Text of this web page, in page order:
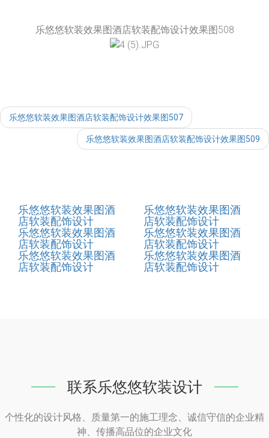
乐悠悠软装效果图酒店软装配饰设计效果图508
乐悠悠软装效果图酒店软装配饰设计效果图507
乐悠悠软装效果图酒店软装配饰设计效果图509
乐悠悠软装效果图酒
店软装配饰设计
乐悠悠软装效果图酒
店软装配饰设计
乐悠悠软装效果图酒
店软装配饰设计
乐悠悠软装效果图酒
店软装配饰设计
乐悠悠软装效果图酒
店软装配饰设计
乐悠悠软装效果图酒
店软装配饰设计
联系乐悠悠软装设计
个性化的设计风格、质量第一的施工理念、诚信守信的企业精
神、传播高品位的企业文化